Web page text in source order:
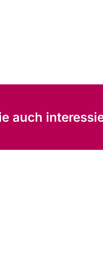
auch